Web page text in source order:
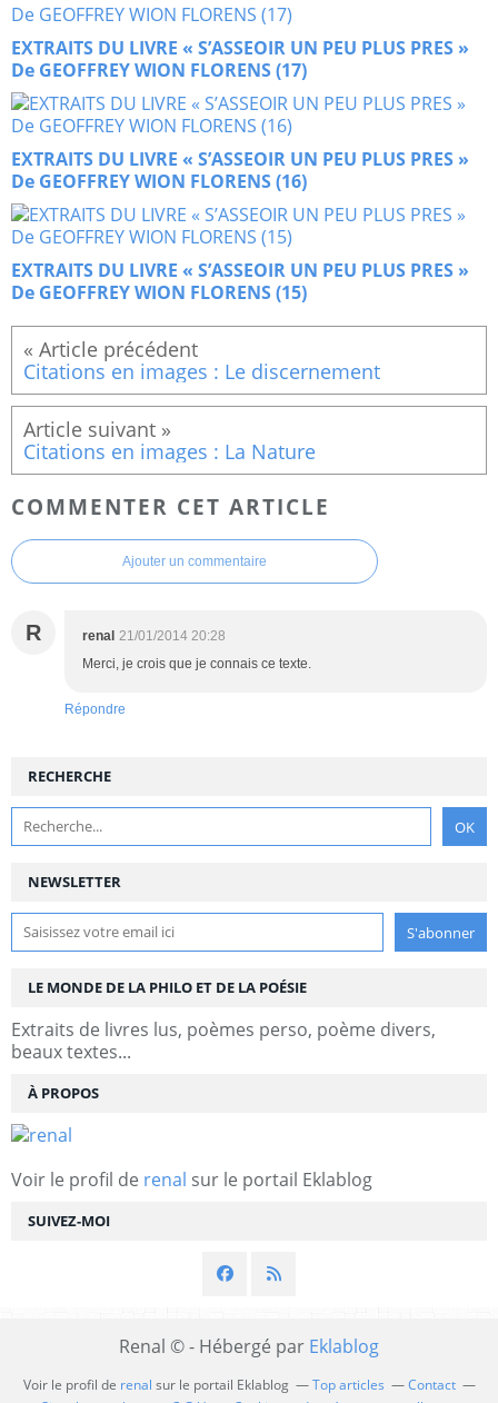
EXTRAITS DU LIVRE « S’ASSEOIR UN PEU PLUS PRES »
De GEOFFREY WION FLORENS (17)
EXTRAITS DU LIVRE « S’ASSEOIR UN PEU PLUS PRES »
De GEOFFREY WION FLORENS (16)
EXTRAITS DU LIVRE « S’ASSEOIR UN PEU PLUS PRES »
De GEOFFREY WION FLORENS (15)
Citations en images : Le discernement
Citations en images : La Nature
COMMENTER CET ARTICLE
Ajouter un commentaire
R renal 21/01/2014 20:28
Merci, je crois que je connais ce texte.
Répondre
NEWSLETTER
SUIVEZ-MOI
RECHERCHE
LE MONDE DE LA PHILO ET DE LA POÉSIE
Extraits de livres lus, poèmes perso, poème divers,
beaux textes...
À PROPOS
Voir le profil de renal sur le portail Eklablog
Renal © - Hébergé par Eklablog
Voir le profil de renal sur le portail Eklablog Top articles
Contact